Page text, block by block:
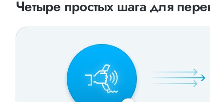
Четыре простых шага для